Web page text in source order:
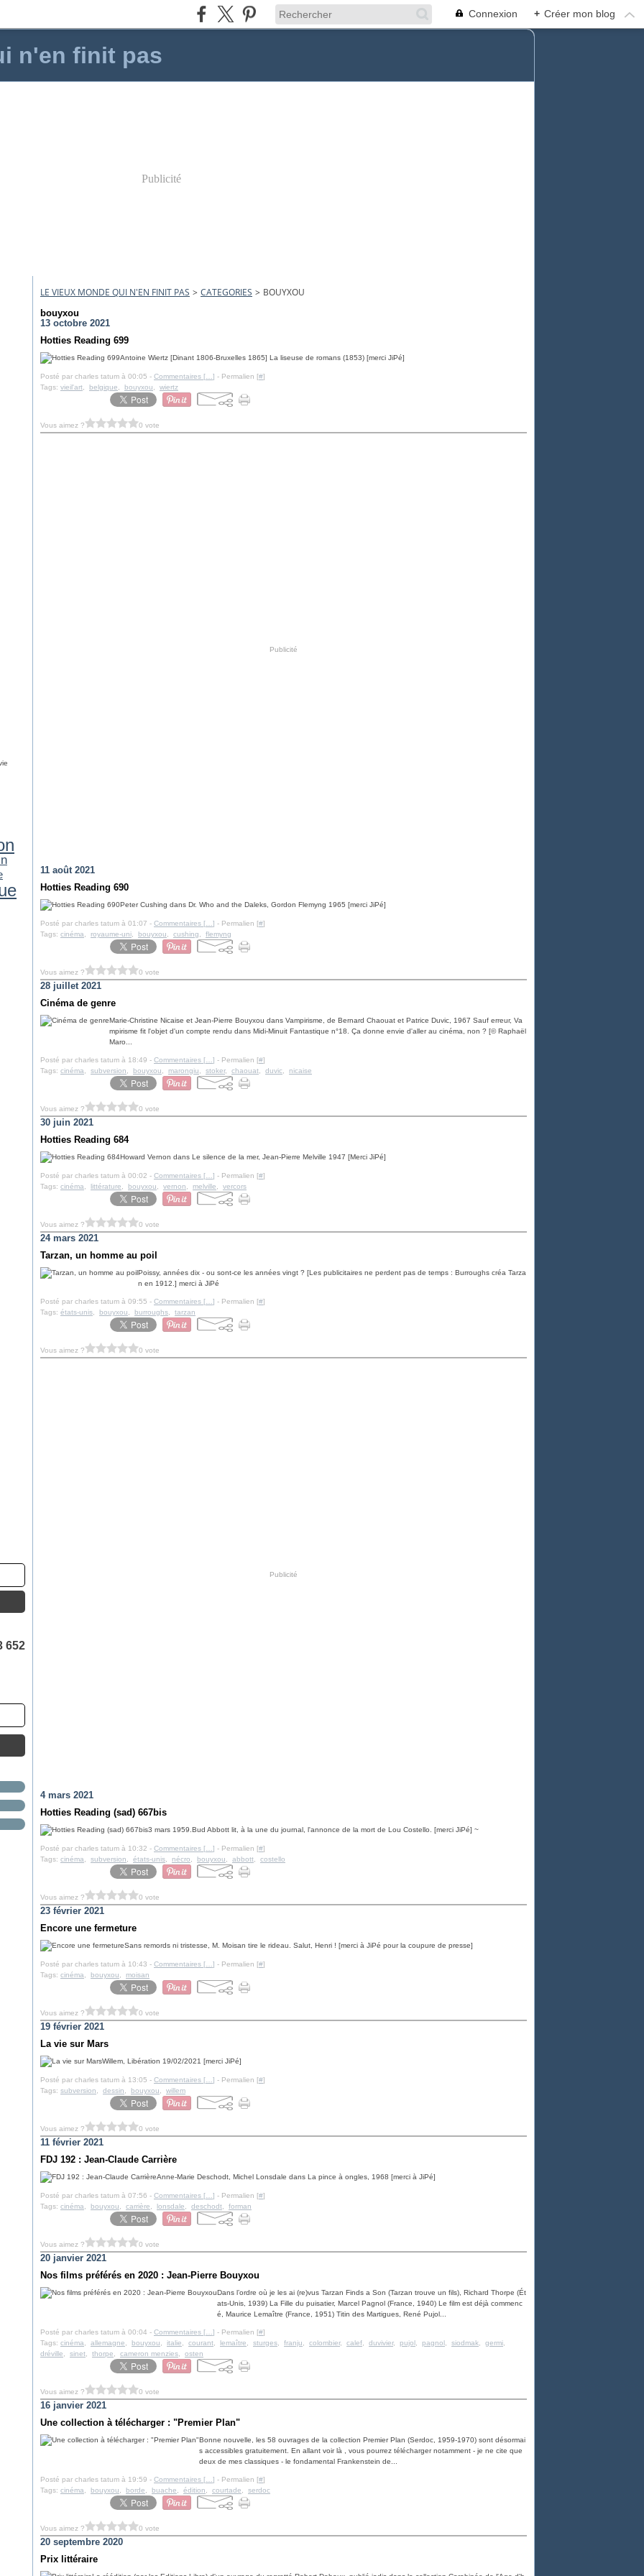
Connexion + Créer mon blog
n'en finit pas
Publicité
652
LE VIEUX MONDE QUI N'EN FINIT PAS > CATEGORIES > BOUYXOU
bouyxou
13 octobre 2021
Hotties Reading 699
Antoine Wiertz [Dinant 1806-Bruxelles 1865] La liseuse de romans (1853) [merci JiPé]
Posté par charles tatum à 00:05 - Commentaires [ ] - Permalien [#]
Tags: vieil'art belgique bouyxou wiertz
Vous aimez ? 0 vote
Publicité
11 août 2021
Hotties Reading 690
Peter Cushing dans Dr. Who and the Daleks, Gordon Flemyng 1965 [merci JiPé]
Posté par charles tatum à 01:07 - Commentaires [ ] - Permalien [#]
Tags: cinéma royaume-uni bouyxou cushing flemyng
Vous aimez ? 0 vote
28 juillet 2021
Cinéma de genre
Marie-Christine Nicaise et Jean-Pierre Bouyxou dans Vampirisme, de Bernard Chaouat et Patrice Duvic, 1967 Sauf erreur, Va
mpirisme fit l'objet d'un compte rendu dans Midi-Minuit Fantastique n°18. Ça donne envie d'aller au cinéma, non ? [© Raphaël
Maro...
Posté par charles tatum à 18:49 - Commentaires [ ] - Permalien [#]
Tags: cinéma subversion bouyxou marongiu stoker, chaouat duvic nicaise
Vous aimez ? 0 vote
30 juin 2021
Hotties Reading 684
Howard Vernon dans Le silence de la mer, Jean-Pierre Melville 1947 [Merci JiPé]
Posté par charles tatum à 00:02 - Commentaires [ ] - Permalien [#]
Tags: cinéma littérature bouyxou vernon melville vercors
Vous aimez ? 0 vote
24 mars 2021
Tarzan, un homme au poil
Poissy, années dix - ou sont-ce les années vingt ? [Les publicitaires ne perdent pas de temps : Burroughs créa Tarza
n en 1912.] merci à JiPé
Posté par charles tatum à 09:55 - Commentaires [ ] - Permalien [#]
Tags: états-unis bouyxou burroughs tarzan
Vous aimez ? 0 vote
Publicité
4 mars 2021
Hotties Reading (sad) 667bis
3 mars 1959.Bud Abbott lit, à la une du journal, l'annonce de la mort de Lou Costello. [merci JiPé] ~
Posté par charles tatum à 10:32 - Commentaires [ ] - Permalien [#]
Tags: cinéma subversion états-unis nécro bouyxou abbott costello
Vous aimez ? 0 vote
23 février 2021
Encore une fermeture
Sans remords ni tristesse, M. Moisan tire le rideau. Salut, Henri ! [merci à JiPé pour la coupure de presse]
Posté par charles tatum à 10:43 - Commentaires [ ] - Permalien [#]
Tags: cinéma bouyxou moisan
Vous aimez ? 0 vote
19 février 2021
La vie sur Mars
Willem, Libération 19/02/2021 [merci JiPé]
Posté par charles tatum à 13:05 - Commentaires [ ] - Permalien [#]
Tags: subversion dessin bouyxou willem
Vous aimez ? 0 vote
11 février 2021
FDJ 192 : Jean-Claude Carrière
Anne-Marie Deschodt, Michel Lonsdale dans La pince à ongles, 1968 [merci à JiPé]
Posté par charles tatum à 07:56 - Commentaires [ ] - Permalien [#]
Tags: cinéma bouyxou carrière lonsdale deschodt forman
Vous aimez ? 0 vote
20 janvier 2021
Nos films préférés en 2020 : Jean-Pierre Bouyxou
Dans l’ordre où je les ai (re)vus Tarzan Finds a Son (Tarzan trouve un fils), Richard Thorpe (Ét
ats-Unis, 1939) La Fille du puisatier, Marcel Pagnol (France, 1940) Le film est déjà commenc
é, Maurice Lemaître (France, 1951) Titin des Martigues, René Pujol...
Posté par charles tatum à 00:04 - Commentaires [ ] - Permalien [#]
Tags: cinéma allemagne bouyxou italie courant lemaître sturges franju colombier, calef duvivier, pujol pagnol siodmak germi
dréville
sinet thorpe cameron menzies osten
Vous aimez ? 0 vote
16 janvier 2021
Une collection à télécharger : "Premier Plan"
Bonne nouvelle, les 58 ouvrages de la collection Premier Plan (Serdoc, 1959-1970) sont désormai
s accessibles gratuitement. En allant voir là , vous pourrez télécharger notamment - je ne cite que
deux de mes classiques - le fondamental Frankenstein de...
Posté par charles tatum à 19:59 - Commentaires [ ] - Permalien [#]
Tags: cinéma bouyxou borde buache édition courtade serdoc
Vous aimez ? 0 vote
20 septembre 2020
Prix littéraire